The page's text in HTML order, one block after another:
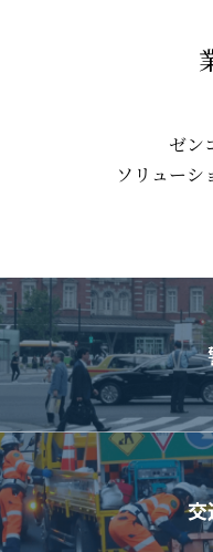
ゼン
ソリューシ
交